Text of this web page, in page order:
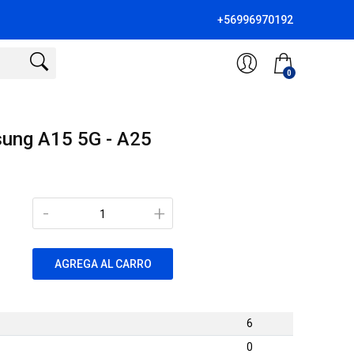
+56996970192
0
A15 5G - A25
+
-
AGREGA AL CARRO
6
0